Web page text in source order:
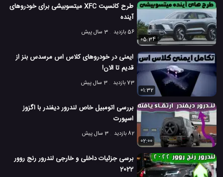
طرح کانسپت XFC میتسوبیشی برای خودروهای
آینده
56 بازدید
3 سال پیش
05:34
ایمنی در خودروهای کلاس اس مرسدس بنز از
قدیم تا الان!
73 بازدید
3 سال پیش
01:32
بررسی اتومبیل خاص لندرور دیفندر با اگزوز
اسپورت
82 بازدید
3 سال پیش
02:00
برسی جزئیات داخلی و خارجی لندرور رنج روور
2022